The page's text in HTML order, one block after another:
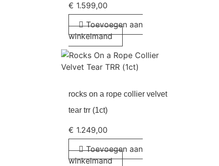
€ 1.599,00
Toevoegen aan
winkelmand
rocks on a rope collier velvet
tear trr (1ct)
€ 1.249,00
Toevoegen aan
winkelmand